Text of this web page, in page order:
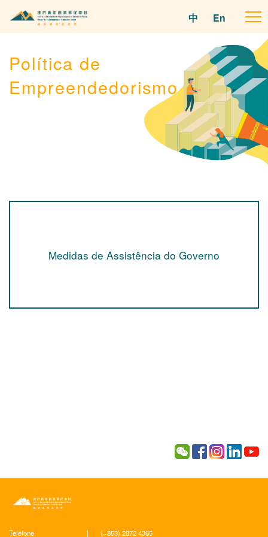
中 En
Política de
Empreendedorismo
Medidas de Assistência do Governo
Telefone | (+853) 2872 4365